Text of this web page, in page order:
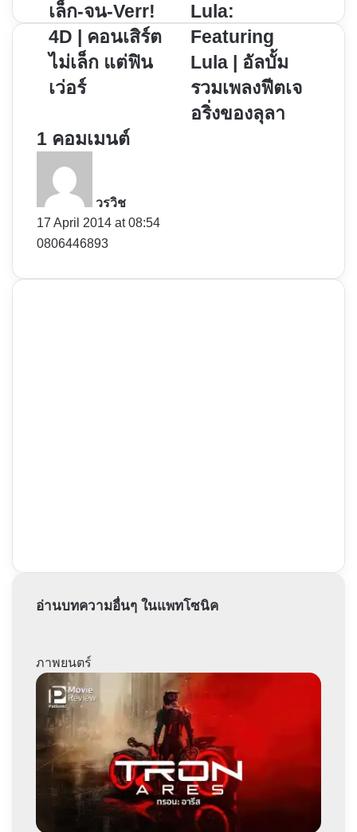
เล็ก-
จน-
Verr!
4D
|
เล็ก
แต่
ฟิน
ร์
เล็ก-จน-Verr!
4D | คอนเสิร์ต
ไม่เล็ก แต่ฟิน
เว่อร์
Lula:
Featuring
Lula
|
อัลบั้ม
รวม
Lula:
Featuring
Lula | อัลบั้ม
รวมเพลงฟีตเจ
อริ่งของลุลา
1 คอมเมนต์
วรวิช
s
17 April 2014 at 08:54
0806446893
อ่านบทความอื่นๆ ในแพทโซนิค
ภาพยนตร์